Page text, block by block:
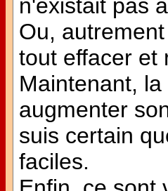
n'existait pas
Ou,
tout effacer et
Maintenant,
augmenter
suis certain
faciles.